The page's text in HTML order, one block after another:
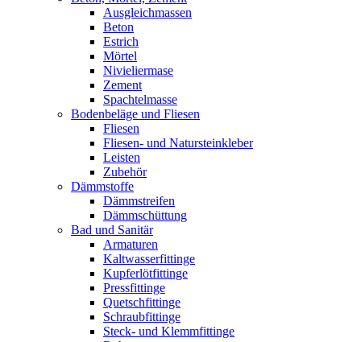
Ausgleichmassen
Beton
Estrich
Mörtel
Nivieliermase
Zement
Spachtelmasse
Bodenbeläge und Fliesen
Fliesen
Fliesen- und Natursteinkleber
Leisten
Zubehör
Dämmstoffe
Dämmstreifen
Dämmschüttung
Bad und Sanitär
Armaturen
Kaltwasserfittinge
Kupferlötfittinge
Pressfittinge
Quetschfittinge
Schraubfittinge
Steck- und Klemmfittinge